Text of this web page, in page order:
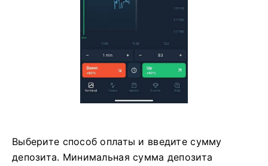
Выберите способ оплаты и введите сумму
депозита. Минимальная сумма депозита